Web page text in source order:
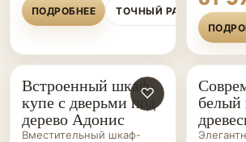
ПОДРОБНЕЕ ТОЧНЫЙ РАСЧЁТ
ШКАФЫ-
КУПЕ НА ЗАКАЗ
♡
Встроенный шкаф-
купе с дверьми под
дерево Адонис
Вместительный шкаф-
КУПЕ